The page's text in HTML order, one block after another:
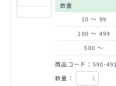
数量
10 ～ 99
100 ～ 499
500 ～
商品コード：590-491
数量：